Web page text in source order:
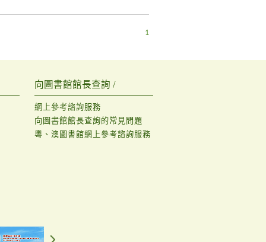
1
向圖書館館長查詢 /
網上參考諮詢服務
向圖書館館長查詢的常見問題
粵、澳圖書館網上參考諮詢服務